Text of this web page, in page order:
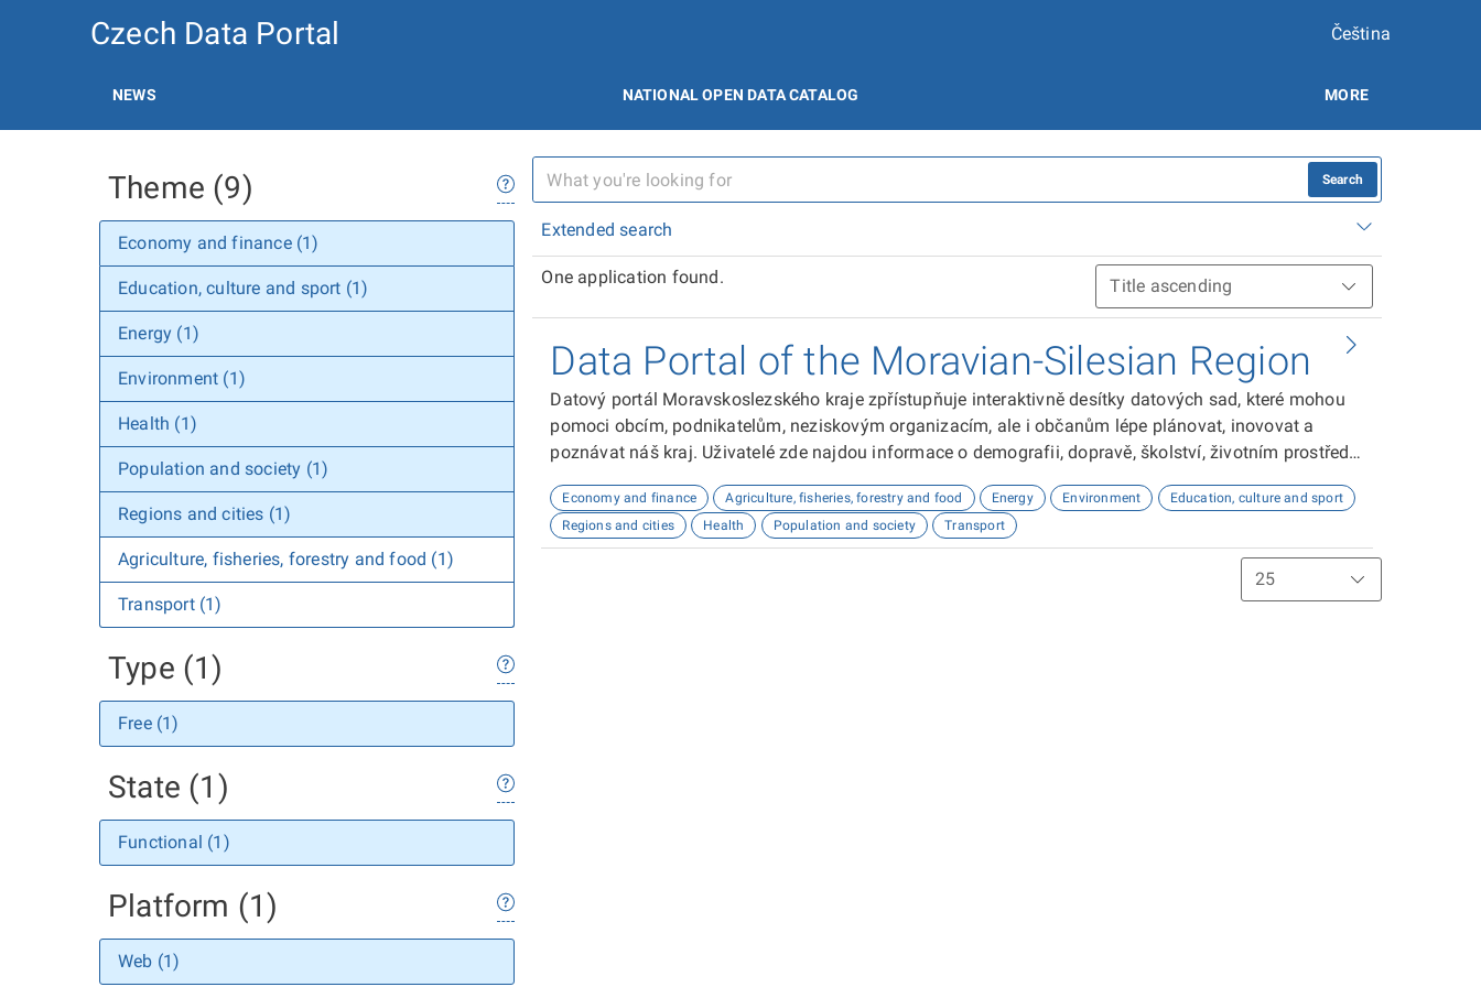
Czech Data Portal Čeština
NEWS NATIONAL OPEN DATA CATALOG MORE
Theme (9)
Economy and finance (1)
Education, culture and sport (1)
Energy (1)
Environment (1)
Health (1)
Population and society (1)
Regions and cities (1)
Agriculture, fisheries, forestry and food (1)
Transport (1)
Type (1)
Free (1)
State (1)
Functional (1)
Platform (1)
Web (1)
Search
Extended search
One application found.
Data Portal of the Moravian-Silesian Region
Datový portál Moravskoslezského kraje zpřístupňuje interaktivně desítky datových sad, které mohou
pomoci obcím, podnikatelům, neziskovým organizacím, ale i občanům lépe plánovat, inovovat a
poznávat náš kraj. Uživatelé zde najdou informace o demografii, dopravě, školství, životním prostředí,
Economy and finance Agriculture, fisheries, forestry and food Energy Environment
Education, culture and sport
Regions and cities
Health Population and society Transport